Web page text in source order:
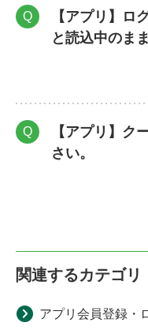
Q
【アプリ】ロ
と読込中のま
Q
【アプリ】ク
さい。
関連するカテゴリ
アプリ会員登録・